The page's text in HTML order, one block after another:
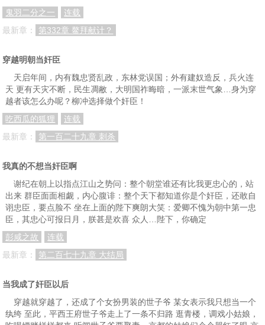
鬼羽二分之一
连载
最新章：
第332章 鳌拜献计？
穿越明朝当奸臣
天启年间，内有魏忠贤乱政，东林党误国；外有建奴造反，兵火连
天 更有天灾不断，民生凋敝，大明国祚晦暗，一派末世气象…身为穿
越者该怎么办呢？柳冲选择做个奸臣！
吃西瓜的狐狸
连载
最新章：
第一百二十九章 刺杀
我真的不想当奸臣啊
谢纪在朝上以指点江山之势问：整个朝堂谁还有比我更忠心的，站
出来 群臣面面相觑，内心腹诽：整个天下都知道你是个奸臣，还敢自
诩忠臣，要点脸不 坐在上面的陛下爽朗大笑：爱卿不愧为朝中第一忠
臣，其忠心可报日月，朕甚是欢喜 众人…陛下，你确定
彭咸之故
连载
最新章：
第二百七十九章 大结局
当我成了奸臣以后
穿越就穿越了，还成了个女扮男装的世子爷 某女表示我只想当一个
纨绔 至此，平西王府世子爷走上了一条不归路 逛青楼，调戏小姑娘，